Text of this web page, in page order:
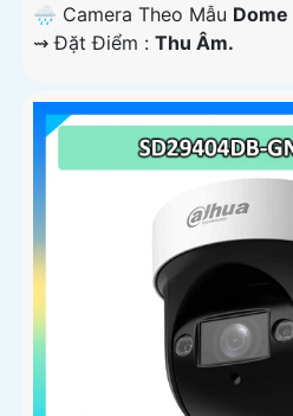
🌧️ Camera Theo Mẫu Dome
️⇝ Đặt Điểm : Thu Âm.